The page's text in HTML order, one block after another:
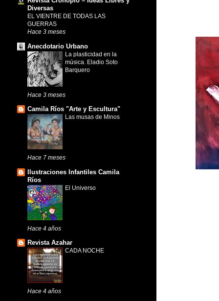
Diversas
EL VIENTRE DE TODAS LAS
GUERRAS
Hace 3 meses
Anecdotario Urbano
La plasticidad en la
música. Eladio Soto
Barquero
Hace 3 meses
Camila Ríos "Arte y Escultura"
Las musas de Minos
Hace 7 meses
Ilustraciones Infantiles Camila
Ríos
El Universo
Hace 4 años
Revista Azahar
CADA NOCHE
Hace 4 años